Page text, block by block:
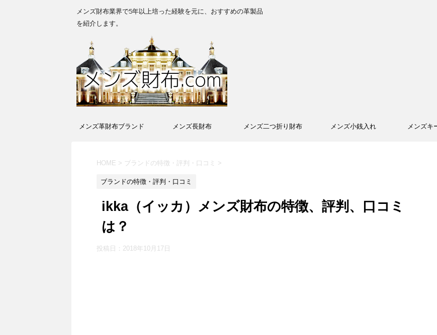
メンズ財布業界で5年以上培った経験を元に、おすすめの革製品
を紹介します。
メンズ革財布ブランド メンズ長財布 メンズ二つ折り財布 メンズ小銭入れ メンズキ
HOME > ブランドの特徴・評判・口コミ >
ブランドの特徴・評判・口コミ
ikka（イッカ）メンズ財布の特徴、評判、口コミ
は？
投稿日： 2018年10月17日